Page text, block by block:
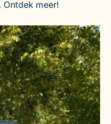
meer!